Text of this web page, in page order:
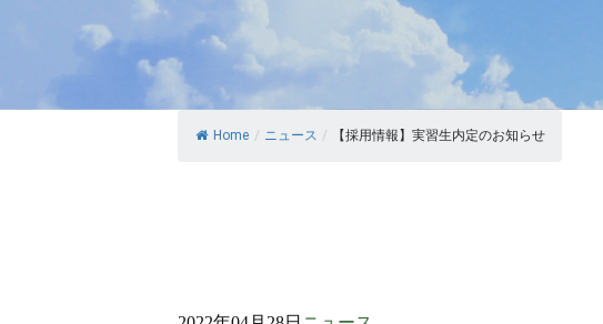
Home / ニュース / 【採用情報】実習生内定のお知らせ